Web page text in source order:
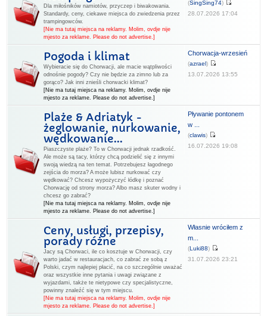
Dla miłośników namiotów, przyczep i biwakowania.
Standardy, ceny, ciekawe miejsca do zwiedzenia przez
trampingowców.
[Nie ma tutaj miejsca na reklamy. Molim, ovdje nije
mjesto za reklame. Please do not advertise.]
(SingSing74)
28.07.2026 17:04
Pogoda i klimat
Wybieracie się do Chorwacji, ale macie wątpliwości
odnośnie pogody? Czy nie będzie za zimno lub za
gorąco? Jak inni znieśli chorwacki klimat?
[Nie ma tutaj miejsca na reklamy. Molim, ovdje nije
mjesto za reklame. Please do not advertise.]
Chorwacja-wrzesień
(azrael)
13.07.2026 13:55
Plaże & Adriatyk -
żeglowanie, nurkowanie,
wędkowanie...
Piaszczyste plaże? To w Chorwacji jednak rzadkość.
Ale może są tacy, którzy chcą podzielić się z innymi
swoją wiedzą na ten temat. Potrzebujesz łagodnego
zejścia do morza? A może lubisz nurkować czy
wędkować? Chcesz wypożyczyć łódkę i poznać
Chorwację od strony morza? Albo masz skuter wodny i
chcesz go zabrać?
[Nie ma tutaj miejsca na reklamy. Molim, ovdje nije
mjesto za reklame. Please do not advertise.]
Pływanie pontonem
w ...
(clawis)
16.07.2026 19:08
Ceny, usługi, przepisy,
porady różne
Jacy są Chorwaci, ile co kosztuje w Chorwacji, czy
warto jadać w restauracjach, co zabrać ze sobą z
Polski, czym najlepiej płacić, na co szczególnie uważać
oraz wszystkie inne pytania i uwagi związane z
wyjazdami, także te nietypowe czy specjalistyczne,
powinny znaleźć się w tym miejscu.
[Nie ma tutaj miejsca na reklamy. Molim, ovdje nije
mjesto za reklame. Please do not advertise.]
Własnie wróciłem z
m...
(Luki88)
31.07.2026 23:21